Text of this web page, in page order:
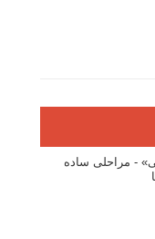
- مراحلی ساده